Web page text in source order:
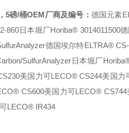
5磅/桶OEM厂商及编号： 德国元素
860日本堀厂Horiba® 3014011500
德国埃尔特ELTRA®
SulfurAnalyzer日本堀厂
美国力可LECO® CS244美国力
CS600美国力可LECO® CS744
LECO® IR434